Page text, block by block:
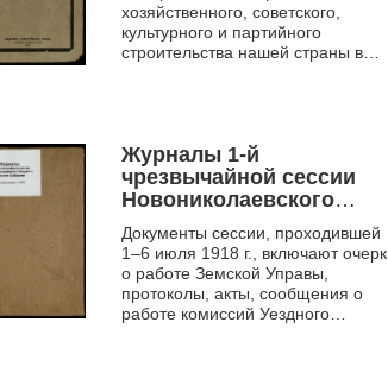
хозяйственного, советского,
культурного и партийного
строительства нашей страны в
Журналы 1-й
чрезвычайной сессии
Новониколаевского
Уездного Земского
Собрания
Документы сессии, проходившей
1–6 июля 1918 г., включают очерк
о работе Земской Управы,
протоколы, акты, сообщения о
работе комиссий Уездного